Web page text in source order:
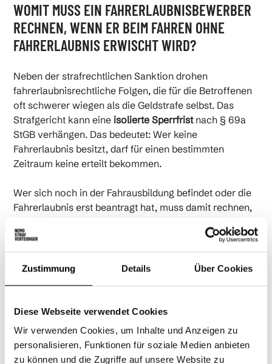
Zustimmung Details Über Cookies
Diese Webseite verwendet Cookies
Wir verwenden Cookies, um Inhalte und Anzeigen zu
personalisieren, Funktionen für soziale Medien anbieten
zu können und die Zugriffe auf unsere Website zu
WOMIT MUSS EIN FAHRERLAUBNISBEWERBER
RECHNEN, WENN ER BEIM FAHREN OHNE
FAHRERLAUBNIS ERWISCHT WIRD?
Neben der strafrechtlichen Sanktion drohen
fahrerlaubnisrechtliche Folgen, die für die Betroffenen
oft schwerer wiegen als die Geldstrafe selbst. Das
Strafgericht kann eine isolierte Sperrfristnach § 69a
StGB verhängen. Das bedeutet: Wer keine
Fahrerlaubnis besitzt, darf für einen bestimmten
Zeitraum keine erteilt bekommen.
Wer sich noch in der Fahrausbildung befindet oder die
Fahrerlaubnis erst beantragt hat, muss damit rechnen,
oder aufschiebt, dass eine Sperrfrist für die
Neuerteilung verhängt wird, dass Zweifel an der
Fahreignung entstehen und im schlimmsten Fall eine
den Führerschein hinarbeiten, kann eine Verurteilung
den Erwerb der Fahrerlaubnis um Jahre verzögern.
Umso wichtiger ist es, schon im Ermittlungsverfahren
zu verhindern, dass es überhaupt zu einer Verurteilung